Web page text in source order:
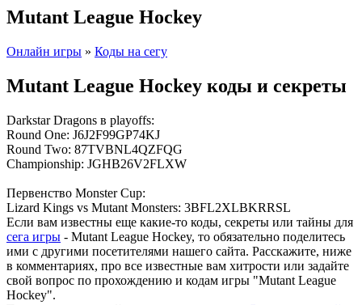
Mutant League Hockey
Онлайн игры » Коды на сегу
Mutant League Hockey коды и секреты
Darkstar Dragons в playoffs:
Round One: J6J2F99GP74KJ
Round Two: 87TVBNL4QZFQG
Championship: JGHB26V2FLXW
Первенство Monster Cup:
Lizard Kings vs Mutant Monsters: 3BFL2XLBKRRSL
Если вам известны еще какие-то коды, секреты или тайны для
сега игры - Mutant League Hockey, то обязательно поделитесь
ими с другими посетителями нашего сайта. Расскажите, ниже
в комментариях, про все известные вам хитрости или задайте
свой вопрос по прохождению и кодам игры "Mutant League
Hockey".